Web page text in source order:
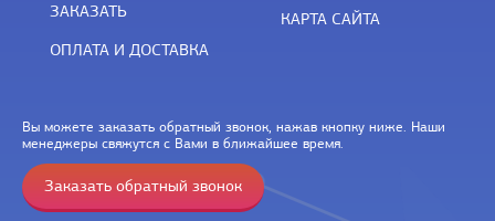
ЗАКАЗАТЬ
ОПЛАТА И ДОСТАВКА
КАРТА САЙТА
Вы можете заказать обратный звонок, нажав кнопку ниже. Наши
менеджеры свяжутся с Вами в ближайшее время.
Заказать обратный звонок